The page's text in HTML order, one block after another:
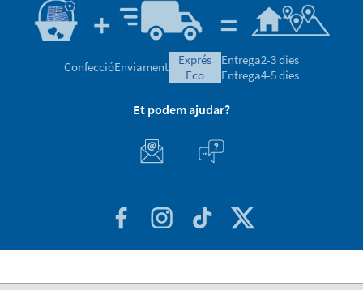
ConfeccióEnviament
exprés
eco
Entrega2-3 dies
Entrega4-5 dies
Et podem ajudar?